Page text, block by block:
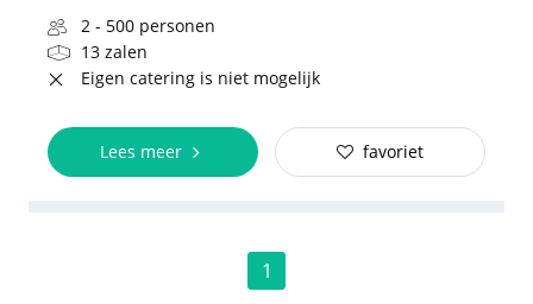
2 - 500 personen
13 zalen
Eigen catering is niet mogelijk
Lees meer favoriet
1